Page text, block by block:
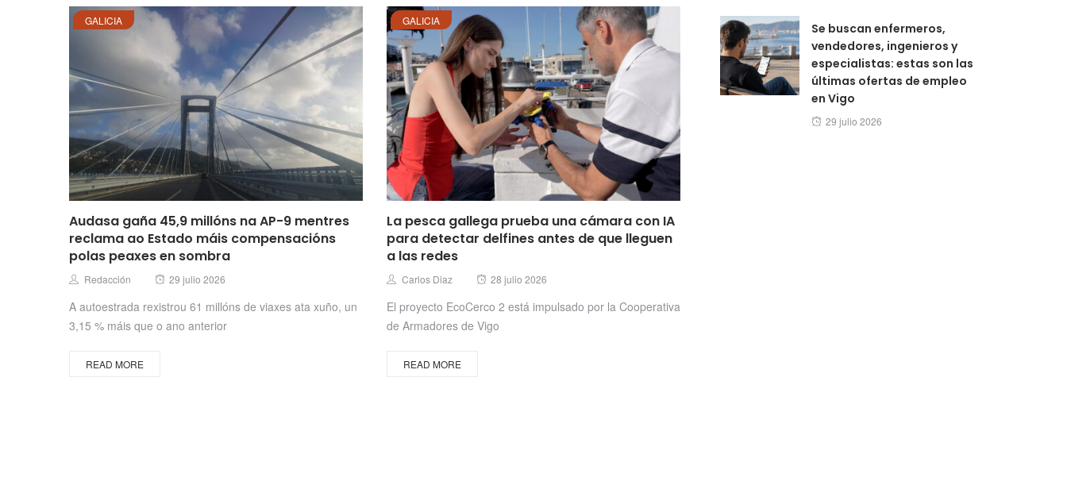
GALICIA
Audasa gaña 45,9 millóns na AP-9 mentres
reclama ao Estado máis compensacións
polas peaxes en sombra
Author
Redacción
Posted
29 julio 2026
A autoestrada rexistrou 61 millóns de viaxes ata xuño, un
3,15 % máis que o ano anterior
READ MORE
GALICIA
La pesca gallega prueba una cámara con IA
para detectar delfines antes de que lleguen
a las redes
Author
Carlos Diaz
Posted
28 julio 2026
El proyecto EcoCerco 2 está impulsado por la Cooperativa
de Armadores de Vigo
READ MORE
Se buscan enfermeros,
vendedores, ingenieros y
especialistas: estas son las
últimas ofertas de empleo
en Vigo
Posted
29 julio 2026